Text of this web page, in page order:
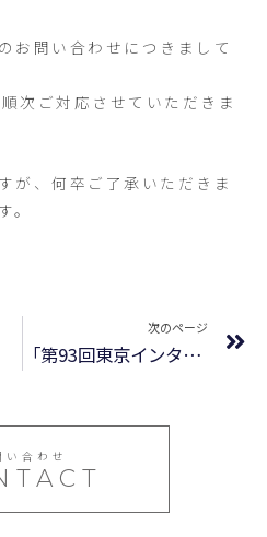
お問い合わせにつきまして
次ご対応させていただきま
が、何卒ご了承いただきま
。
次のページ
「第93回東京インターナショナル・ギフト・ショー春2022」参加いたします
い合わせ